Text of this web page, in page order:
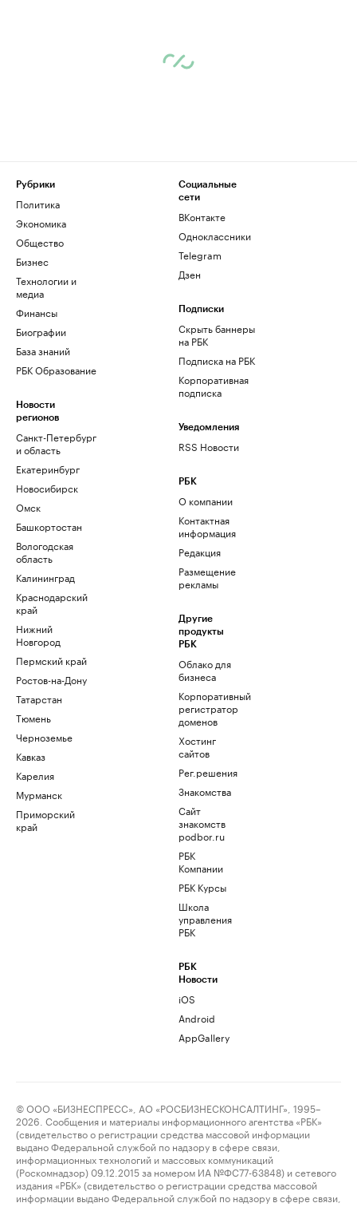
Рубрики
Политика
Экономика
Общество
Бизнес
Технологии и
медиа
Финансы
Биографии
База знаний
РБК Образование
Новости
регионов
Санкт-Петербург
и область
Екатеринбург
Новосибирск
Омск
Башкортостан
Вологодская
область
Калининград
Краснодарский
край
Нижний
Новгород
Пермский край
Ростов-на-Дону
Татарстан
Тюмень
Черноземье
Кавказ
Карелия
Мурманск
Приморский
край
Социальные
сети
ВКонтакте
Одноклассники
Telegram
Дзен
Подписки
Скрыть баннеры
на РБК
Подписка на РБК
Корпоративная
подписка
Уведомления
RSS Новости
РБК
О компании
Контактная
информация
Редакция
Размещение
рекламы
Другие
продукты
РБК
Облако для
бизнеса
Корпоративный
регистратор
доменов
Хостинг
сайтов
Рег.решения
Знакомства
Сайт
знакомств
podbor.ru
РБК
Компании
РБК Курсы
Школа
управления
РБК
РБК
Новости
iOS
Android
AppGallery
© ООО «БИЗНЕСПРЕСС», АО «РОСБИЗНЕСКОНСАЛТИНГ», 1995–
2026. Сообщения и материалы информационного агентства «РБК»
(свидетельство о регистрации средства массовой информации
выдано Федеральной службой по надзору в сфере связи,
информационных технологий и массовых коммуникаций
(Роскомнадзор) 09.12.2015 за номером ИА №ФС77-63848) и сетевого
издания «РБК» (свидетельство о регистрации средства массовой
информации выдано Федеральной службой по надзору в сфере связи,